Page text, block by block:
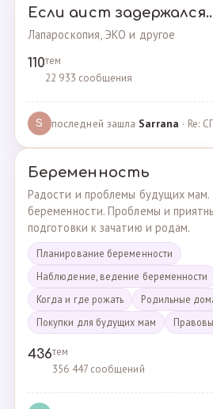
Если аист
Лапароскопия, ЭКО и другое
110тем
22 933 сообщения
S последней зашла Sarrana · Re:
Беременность
Радости и проблемы будущих мам.
беременности. Проблемы и
подготовки к зачатию и родам.
Планирование беременности
Наблюдение, ведение беременности
Когда и где рожать
Родильные
Покупки для будущих мам
436тем
356 447 сообщений